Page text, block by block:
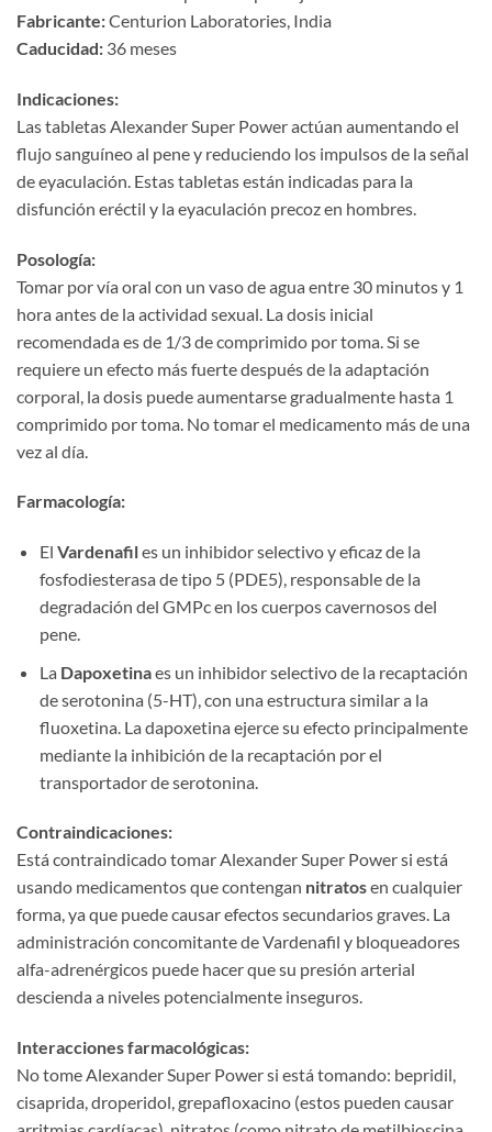
Fabricante:​​ Centurion Laboratories, India
Caducidad:​ ​ 36 meses
Indicaciones:​
Las tabletas Alexander Super Power actúan aumentando el
flujo sanguíneo al pene y reduciendo los impulsos de la señal
de eyaculación. Estas tabletas están indicadas para la
disfunción eréctil y la eyaculación precoz en hombres.
Posología:​
Tomar por vía oral con un vaso de agua entre 30 minutos y 1
hora antes de la actividad sexual. La dosis inicial
recomendada es de 1/3 de comprimido por toma. Si se
requiere un efecto más fuerte después de la adaptación
corporal, la dosis puede aumentarse gradualmente hasta 1
comprimido por toma. No tomar el medicamento más de una
vez al día.
Farmacología:​
El ​ Vardenafil​ es un inhibidor selectivo y eficaz de la
fosfodiesterasa de tipo 5 (PDE5), responsable de la
degradación del GMPc en los cuerpos cavernosos del
pene.
La ​ Dapoxetina​ es un inhibidor selectivo de la recaptación
de serotonina (5-HT), con una estructura similar a la
fluoxetina. La dapoxetina ejerce su efecto principalmente
mediante la inhibición de la recaptación por el
transportador de serotonina.
Contraindicaciones:​
Está contraindicado tomar Alexander Super Power si está
usando medicamentos que contengan ​ nitratos​ en cualquier
forma, ya que puede causar efectos secundarios graves. La
administración concomitante de Vardenafil y bloqueadores
alfa-adrenérgicos puede hacer que su presión arterial
descienda a niveles potencialmente inseguros.
Interacciones farmacológicas:​
No tome Alexander Super Power si está tomando: bepridil,
cisaprida, droperidol, grepafloxacino (estos pueden causar